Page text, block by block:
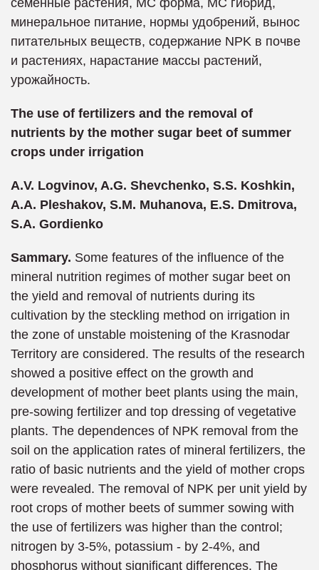
семенные растения, МС форма, МС гибрид,
минеральное питание, нормы удобрений, вынос
питательных веществ, содержание NPK в почве
и растениях, нарастание массы растений,
урожайность.
The use of fertilizers and the removal of
nutrients by the mother sugar beet of summer
crops under irrigation
A.V. Logvinov, A.G. Shevchenko, S.S. Koshkin,
A.A. Pleshakov, S.M. Muhanova, E.S. Dmitrova,
S.A. Gordienko
Sammary. Some features of the influence of the
mineral nutrition regimes of mother sugar beet on
the yield and removal of nutrients during its
cultivation by the steckling method on irrigation in
the zone of unstable moistening of the Krasnodar
Territory are considered. The results of the research
showed a positive effect on the growth and
development of mother beet plants using the main,
pre-sowing fertilizer and top dressing of vegetative
plants. The dependences of NPK removal from the
soil on the application rates of mineral fertilizers, the
ratio of basic nutrients and the yield of mother crops
were revealed. The removal of NPK per unit yield by
root crops of mother beets of summer sowing with
the use of fertilizers was higher than the control;
nitrogen by 3-5%, potassium - by 2-4%, and
phosphorus without significant differences. The